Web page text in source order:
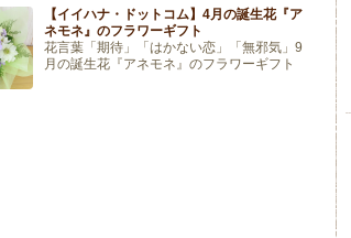
【イイハナ・ドットコム】4月の誕生花『ア
ネモネ』のフラワーギフト
花言葉「期待」「はかない恋」「無邪気」9
月の誕生花『アネモネ』のフラワーギフト